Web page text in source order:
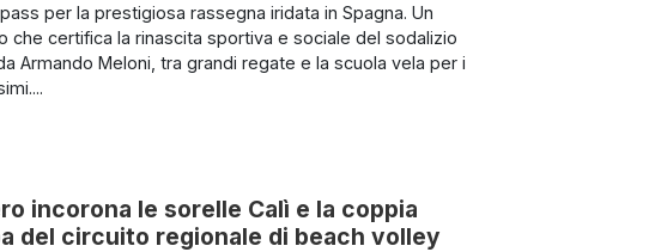
per la prestigiosa rassegna iridata in Spagna. Un
che certifica la rinascita sportiva e sociale del sodalizio
Armando Meloni, tra grandi regate e la scuola vela per i
incorona le sorelle Calì e la coppia
del circuito regionale di beach volley